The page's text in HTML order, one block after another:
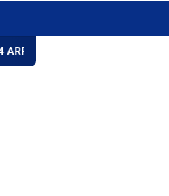
Rizky Wahyudi, Menu Paket